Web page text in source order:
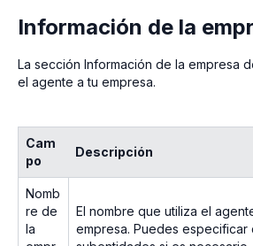
Información de la
La sección Información de la empresa
el agente a tu empresa.
Cam
po
Descripción
Nomb
re de
la
El nombre que utiliza el
empresa. Puedes especificar